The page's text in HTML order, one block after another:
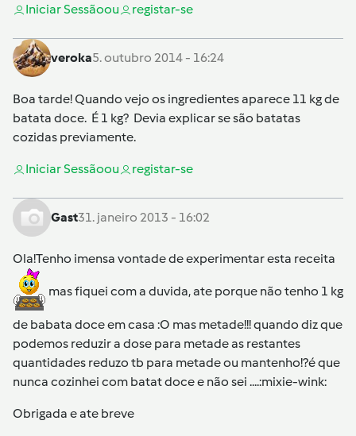
Iniciar Sessãoou registar-se
veroka5. outubro 2014 - 16:24
Boa tarde! Quando vejo os ingredientes aparece 11 kg de
batata doce. É 1 kg? Devia explicar se são batatas
cozidas previamente.
Iniciar Sessãoou registar-se
Gast31. janeiro 2013 - 16:02
Ola!Tenho imensa vontade de experimentar esta receita
mas fiquei com a duvida, ate porque não tenho 1 kg
de babata doce em casa :O mas metade!!! quando diz que
podemos reduzir a dose para metade as restantes
quantidades reduzo tb para metade ou mantenho!?é que
nunca cozinhei com batat doce e não sei ....:mixie-wink:
Obrigada e ate breve